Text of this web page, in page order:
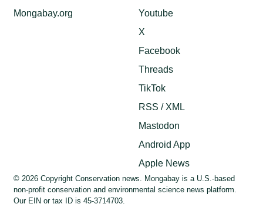
Mongabay.org
Youtube
X
Facebook
Threads
TikTok
RSS / XML
Mastodon
Android App
Apple News
© 2026 Copyright Conservation news. Mongabay is a U.S.-based
non-profit conservation and environmental science news platform.
Our EIN or tax ID is 45-3714703.